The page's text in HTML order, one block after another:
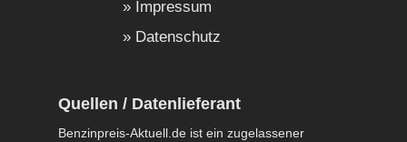
Impressum
Datenschutz
Quellen / Datenlieferant
Benzinpreis-Aktuell.de ist ein zugelassener